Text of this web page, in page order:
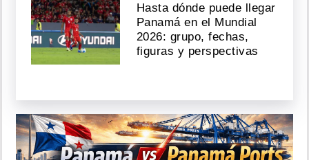
Hasta dónde puede llegar
Panamá en el Mundial
2026: grupo, fechas,
figuras y perspectivas